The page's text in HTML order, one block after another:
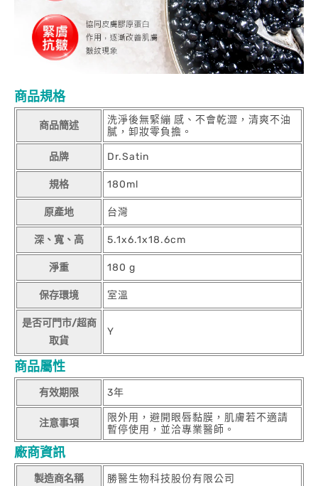
商品規格
商品簡述
洗淨後無緊繃 感、不會乾澀，清爽不油
膩，卸妝零負擔。
品牌 Dr.Satin
規格 180ml
原產地 台灣
深、寬、高 5.1x6.1x18.6cm
淨重 180 g
保存環境 室溫
是否可門市/超商
取貨
Y
商品屬性
有效期限 3年
注意事項
限外用，避開眼唇黏膜，肌膚若不適請
暫停使用，並洽專業醫師。
廠商資訊
製造商名稱 勝醫生物科技股份有限公司